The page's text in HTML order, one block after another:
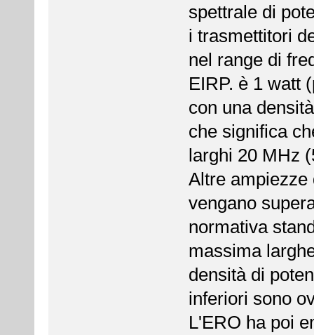
spettrale di
i trasmettitori
nel range di
EIRP. è 1 watt
con una
che significa
larghi 20 MHz
Altre ampiezze
vengano
normativa
massima
densità di
inferiori sono
L'ERO ha poi